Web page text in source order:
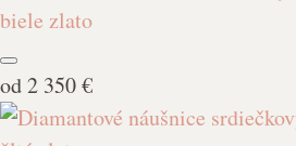
biele zlato
od2 350 €